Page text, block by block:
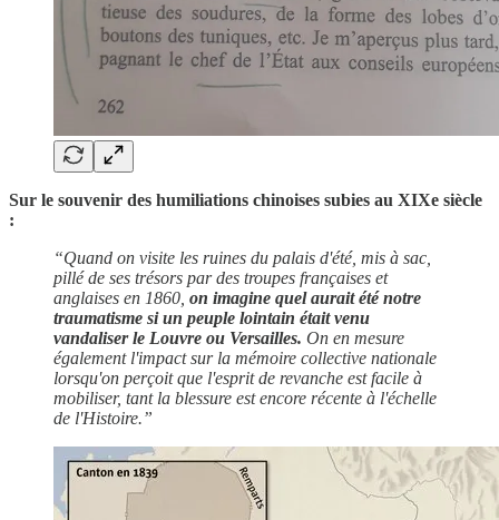
Sur le souvenir des humiliations chinoises subies au XIXe siècle
:
“Quand on visite les ruines du palais d'été, mis à sac,
pillé de ses trésors par des troupes françaises et
anglaises en 1860, on imagine quel aurait été notre
traumatisme si un peuple lointain était venu
vandaliser le Louvre ou Versailles. On en mesure
également l'impact sur la mémoire collective nationale
lorsqu'on perçoit que l'esprit de revanche est facile à
mobiliser, tant la blessure est encore récente à l'échelle
de l'Histoire.”